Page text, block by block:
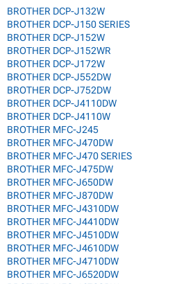
BROTHER DCP-J132W
BROTHER DCP-J150 SERIES
BROTHER DCP-J152W
BROTHER DCP-J152WR
BROTHER DCP-J172W
BROTHER DCP-J552DW
BROTHER DCP-J752DW
BROTHER DCP-J4110DW
BROTHER DCP-J4110W
BROTHER MFC-J245
BROTHER MFC-J470DW
BROTHER MFC-J470 SERIES
BROTHER MFC-J475DW
BROTHER MFC-J650DW
BROTHER MFC-J870DW
BROTHER MFC-J4310DW
BROTHER MFC-J4410DW
BROTHER MFC-J4510DW
BROTHER MFC-J4610DW
BROTHER MFC-J4710DW
BROTHER MFC-J6520DW